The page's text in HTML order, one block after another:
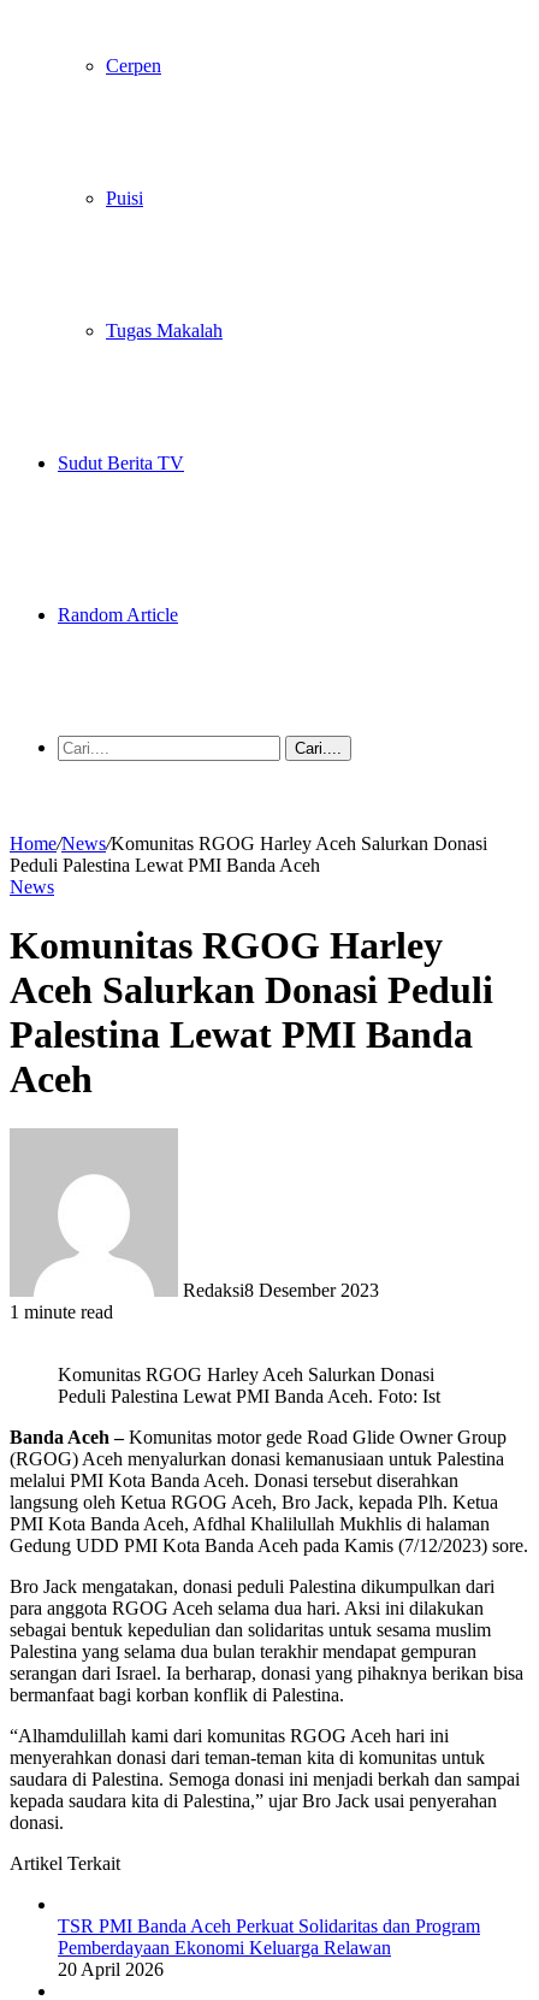
Cerpen
Puisi
Tugas Makalah
Sudut Berita TV
Random Article
Cari....
Home/News/Komunitas RGOG Harley Aceh Salurkan Donasi
Peduli Palestina Lewat PMI Banda Aceh
News
Komunitas RGOG Harley
Aceh Salurkan Donasi Peduli
Palestina Lewat PMI Banda
Aceh
Redaksi8 Desember 2023
1 minute read
Komunitas RGOG Harley Aceh Salurkan Donasi
Peduli Palestina Lewat PMI Banda Aceh. Foto: Ist
Banda Aceh –Komunitas motor gede Road Glide Owner Group
(RGOG) Aceh menyalurkan donasi kemanusiaan untuk Palestina
melalui PMI Kota Banda Aceh. Donasi tersebut diserahkan
langsung oleh Ketua RGOG Aceh, Bro Jack, kepada Plh. Ketua
PMI Kota Banda Aceh, Afdhal Khalilullah Mukhlis di halaman
Gedung UDD PMI Kota Banda Aceh pada Kamis (7/12/2023) sore.
Bro Jack mengatakan, donasi peduli Palestina dikumpulkan dari
para anggota RGOG Aceh selama dua hari. Aksi ini dilakukan
sebagai bentuk kepedulian dan solidaritas untuk sesama muslim
Palestina yang selama dua bulan terakhir mendapat gempuran
serangan dari Israel. Ia berharap, donasi yang pihaknya berikan bisa
bermanfaat bagi korban konflik di Palestina.
“Alhamdulillah kami dari komunitas RGOG Aceh hari ini
menyerahkan donasi dari teman-teman kita di komunitas untuk
saudara di Palestina. Semoga donasi ini menjadi berkah dan sampai
kepada saudara kita di Palestina,” ujar Bro Jack usai penyerahan
donasi.
Artikel Terkait
TSR PMI Banda Aceh Perkuat Solidaritas dan Program
Pemberdayaan Ekonomi Keluarga Relawan
20 April 2026